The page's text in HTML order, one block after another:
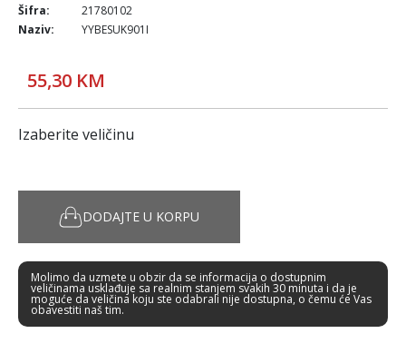
Šifra:
21780102
Naziv:
YYBESUK901I
55,30 KM
Izaberite veličinu
DODAJTE U KORPU
Molimo da uzmete u obzir da se informacija o dostupnim
veličinama usklađuje sa realnim stanjem svakih 30 minuta i da je
moguće da veličina koju ste odabrali nije dostupna, o čemu će Vas
obavestiti naš tim.